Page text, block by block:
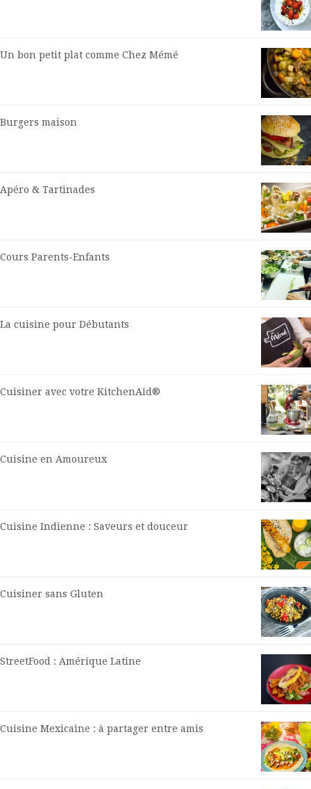
Un bon petit plat comme Chez Mémé
Burgers maison
Apéro & Tartinades
Cours Parents-Enfants
La cuisine pour Débutants
Cuisiner avec votre KitchenAid®
Cuisine en Amoureux
Cuisine Indienne : Saveurs et douceur
Cuisiner sans Gluten
StreetFood : Amérique Latine
Cuisine Mexicaine : à partager entre amis